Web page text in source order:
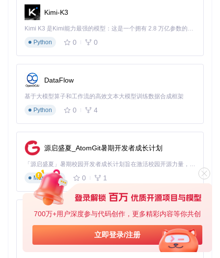
700万+用户深度参与代码创作，更多精彩内容等你共创
立即登录/注册
Kimi-K3
Kimi K3 是Kimi能力最强的模型：这是一个拥有 2.8 万亿参数的混合专家（MoE）模型，具备原生视觉理解能力，并支持 100 万 token 的上下文窗口。
Python
0 0
DataFlow
基于大模型算子和工作流的高效文本大模型训练数据合成框架
Python
0 4
源启盛夏_AtomGit暑期开发者成长计划
「源启盛夏」暑期校园开发者成长计划旨在激活校园开源力量，通过积分激励、认证扶持、资源倾斜等形式，引导高校组织和开发者完成「入驻 — 建项目 — 做贡献 — 获认证 — 得资源」的完整闭环。无论你是想带领社团入驻平台的组织者，还是希望用代码贡献证明自己的开发者，都能在这里找到属于你的成长路径。
Markdown
0 1
py-xiaozhi
基于Python的Xiaozhi AI，适用于想要完整Xiaozhi体验而无需拥有专用硬件的用户。
Python
0 1